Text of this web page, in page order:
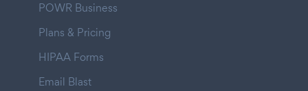
POWR Business
Plans & Pricing
HIPAA Forms
Email Blast